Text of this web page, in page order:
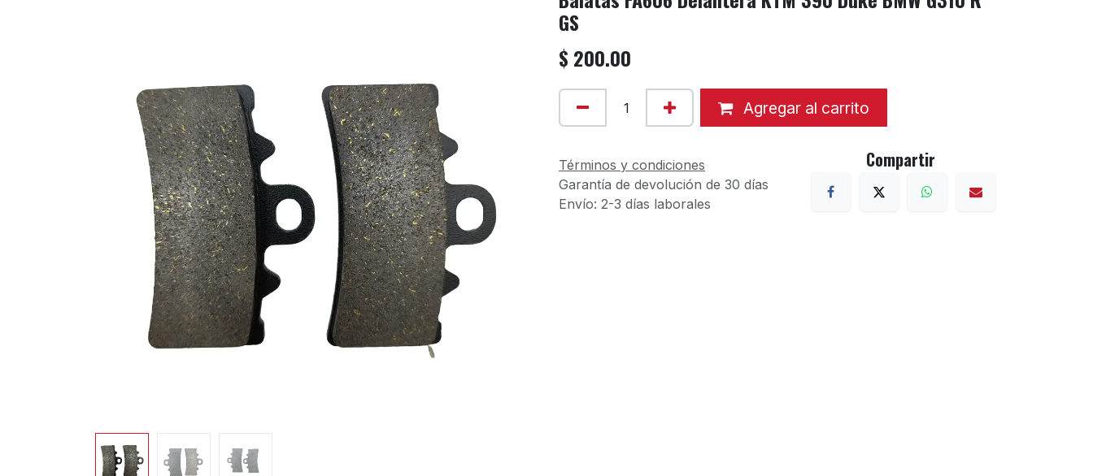
GS
$ 200.00
Agregar al carrito
Términos y condiciones
Garantía de devolución de 30 días
Envío: 2-3 días laborales
Compartir